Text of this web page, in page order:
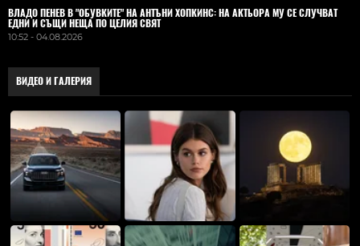
ВЛАДO ПЕНЕВ В "ОБУВКИТЕ" НА АНТЪНИ ХОПКИНС: НА АКТЬОРА МУ СЕ СЛУЧВАТ
ЕДНИ И СЪЩИ НЕЩА ПО ЦЕЛИЯ СВЯТ
10:52 - 04.08.2026
ВИДЕО И ГАЛЕРИЯ